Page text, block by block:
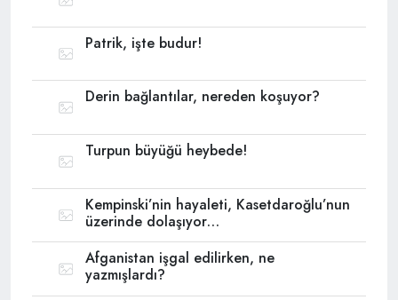
Patrik, işte budur!
Derin bağlantılar, nereden koşuyor?
Turpun büyüğü heybede!
Kempinski’nin hayaleti, Kasetdaroğlu’nun
üzerinde dolaşıyor…
Afganistan işgal edilirken, ne
yazmışlardı?